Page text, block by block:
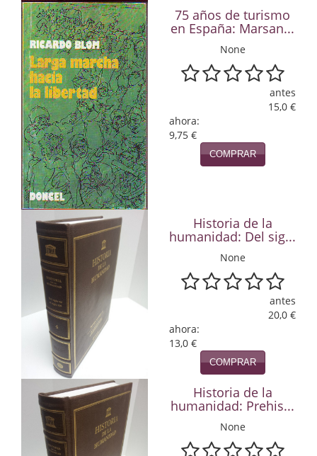
Novela fantástica
Novela histórica
Novela negra
Novela romántica
Otros idiomas
Papás, Mamás, bebés...
Papás, Mamás, Bebés...
Papás, Mamás, Bebés…
Poesía
Política
Psicología. Educación
Religión
Segunda Guerra Mundial
Sobre Madrid
75 años de turismo
en España: Marsan...
None
antes
15,0 €
ahora:
9,75 €
COMPRAR
Historia de la
humanidad: Del sig...
None
antes
20,0 €
ahora:
13,0 €
COMPRAR
Historia de la
humanidad: Prehis...
None